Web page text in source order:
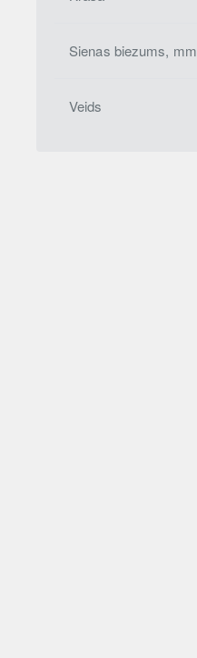
Sienas biezums, mm
Veids